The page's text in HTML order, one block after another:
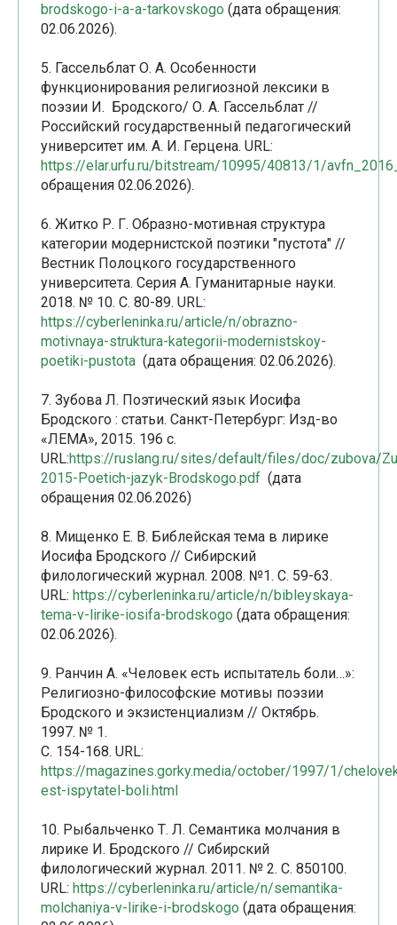
brodskogo-i-a-a-tarkovskogo (дата обращения:
02.06.2026).
5. Гассельблат О. А. Особенности
функционирования религиозной лексики в
поэзии И. Бродского/ О. А. Гассельблат //
Российский государственный педагогический
университет им. А. И. Герцена. URL:
https://elar.urfu.ru/bitstream/10995/40813/1/
обращения 02.06.2026).
6. Житко Р. Г. Образно-мотивная структура
категории модернистской поэтики "пустота" //
Вестник Полоцкого государственного
университета. Серия А. Гуманитарные науки.
2018. № 10. С. 80-89. URL:
https://cyberleninka.ru/article/n/obrazno-
motivnaya-struktura-kategorii-modernistskoy-
poetiki-pustota (дата обращения: 02.06.2026).
7. Зубова Л. Поэтический язык Иосифа
Бродского : статьи. Санкт-Петербург: Изд-во
«ЛЕМА», 2015. 196 с.
URL:https://ruslang.ru/sites/default/files/doc/zubova/
2015-Poetich-jazyk-Brodskogo.pdf (дата
обращения 02.06.2026)
8. Мищенко Е. В. Библейская тема в лирике
Иосифа Бродского // Сибирский
филологический журнал. 2008. №1. С. 59-63.
URL: https://cyberleninka.ru/article/n/bibleyskaya-
tema-v-lirike-iosifa-brodskogo (дата обращения:
02.06.2026).
9. Ранчин А. «Человек есть испытатель боли…»:
Религиозно-философские мотивы поэзии
Бродского и экзистенциализм // Октябрь.
1997. № 1.
С. 154-168. URL:
https://magazines.gorky.media/october/1997/1/
est-ispytatel-boli.html
10. Рыбальченко Т. Л. Семантика молчания в
лирике И. Бродского // Сибирский
филологический журнал. 2011. № 2. С. 850100.
URL: https://cyberleninka.ru/article/n/semantika-
molchaniya-v-lirike-i-brodskogo (дата обращения: